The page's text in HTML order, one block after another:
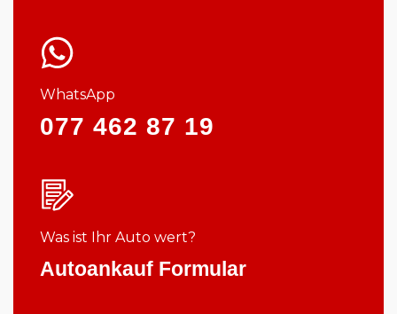
WhatsApp
077 462 87 19
Was ist Ihr Auto wert?
Autoankauf Formular